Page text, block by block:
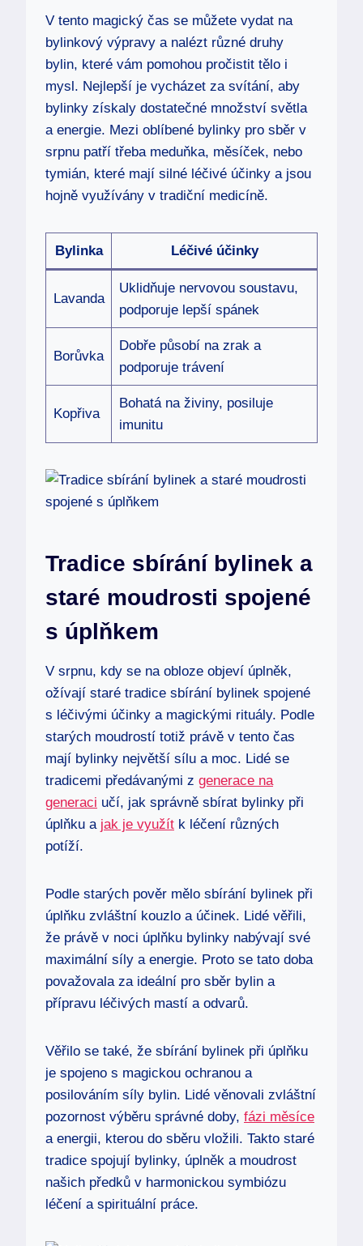
V tento magický čas se můžete vydat na
bylinkový výpravy a nalézt různé druhy
bylin, které vám pomohou pročistit tělo i
mysl. Nejlepší je vycházet za svítání, aby
bylinky získaly dostatečné množství světla
a energie. Mezi oblíbené bylinky pro sběr v
srpnu patří třeba meduňka, měsíček, nebo
tymián, které mají silné léčivé účinky a jsou
hojně využívány v tradiční medicíně.
Bylinka Léčivé účinky
Lavanda
Uklidňuje nervovou soustavu,
podporuje lepší spánek
Borůvka
Dobře působí na zrak a
podporuje trávení
Kopřiva
Bohatá na živiny, posiluje
imunitu
Tradice sbírání bylinek a
staré moudrosti spojené
s úplňkem
V srpnu, kdy se na obloze objeví úplněk,
ožívají staré tradice sbírání bylinek spojené
s léčivými účinky a magickými rituály. Podle
starých moudrostí totiž právě v tento čas
mají bylinky největší sílu a moc. Lidé se
tradicemi předávanými z generace na
generaci učí, jak správně sbírat bylinky při
úplňku a jak je využít k léčení různých
potíží.
Podle starých pověr mělo sbírání bylinek při
úplňku zvláštní kouzlo a účinek. Lidé věřili,
že právě v noci úplňku bylinky nabývají své
maximální síly a energie. Proto se tato doba
považovala za ideální pro sběr bylin a
přípravu léčivých mastí a odvarů.
Věřilo se také, že sbírání bylinek při úplňku
je spojeno s magickou ochranou a
posilováním síly bylin. Lidé věnovali zvláštní
pozornost výběru správné doby, fázi měsíce
a energii, kterou do sběru vložili. Takto staré
tradice spojují bylinky, úplněk a moudrost
našich předků v harmonickou symbiózu
léčení a spirituální práce.